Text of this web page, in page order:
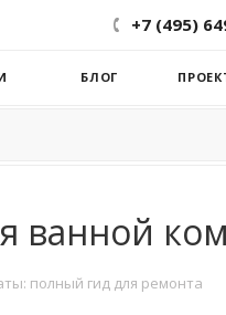
+7 (495)
БЛОГ
ванной
полный гид для ремонта